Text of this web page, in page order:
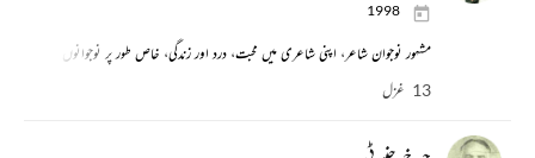
1998
مشہور نوجوان شاعر، اپنی شاعری میں محبت، درد اور زندگی، خاص طور پر نوجوانوں کے
13 غزل